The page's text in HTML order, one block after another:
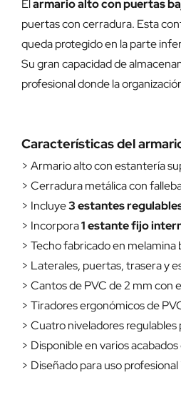
Elarmario alto con puertas
puertas con cerradura. Esta
queda protegido en la parte
Su gran capacidad de
profesional donde la
Características del
> Armario alto con estantería
> Cerradura metálica con
> Incluye3 estantes
> Incorpora1 estante fijo
> Techo fabricado en melamina
> Laterales, puertas, trasera y
> Cantos de PVC de 2 mm con
> Tiradores ergonómicos de
> Cuatro niveladores
> Disponible en varios
> Diseñado para uso